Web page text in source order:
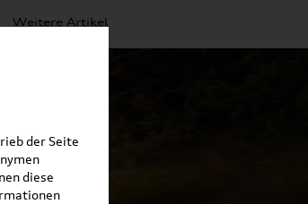
Weitere Artikel
der Seite
diese